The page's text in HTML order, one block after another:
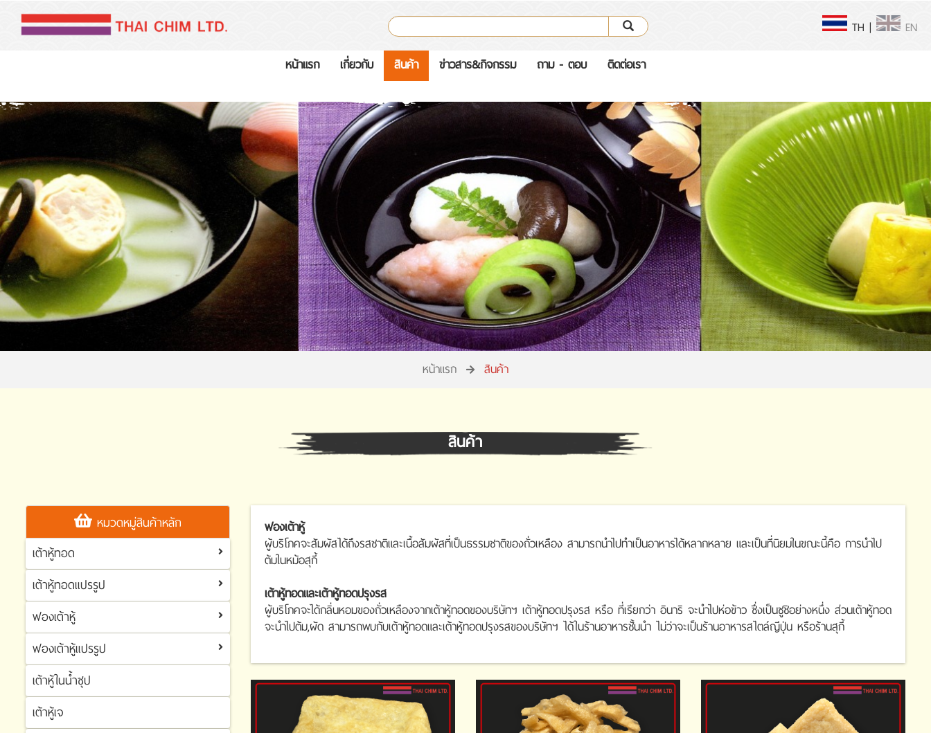
TH |
EN
หน้าแรก
เกี่ยวกับ สินค้า ข่าวสาร&กิจกรรม ถาม - ตอบ ติดต่อเรา
หน้าแรก สินค้า
สินค้า
หมวดหมู่สินค้าหลัก
เต้าหู้ทอด
เต้าหู้ทอด
เต้าหู้ทอดแปรรูป
เต้าหู้ทอดแปรรูป
ฟองเต้าหู้
ฟองเต้าหู้
ฟองเต้าหู้แปรรูป
ฟองเต้าหู้แปรรูป
เต้าหู้ในน้ำซุป
เต้าหู้เจ
ฟองเต้าหู้
ผู้บริโภคจะสัมผัสได้ถึงรสชาติและเนื้อสัมผัสที่เป็นธรรมชาติของถั่วเหลือง สามารถนำไปทำเป็นอาหารได้หลากหลาย และเป็นที่นิยมในขณะนี้คือ การนำไป
ต้มในหม้อสุกี้
เต้าหู้ทอดและเต้าหู้ทอดปรุงรส
ผู้บริโภคจะได้กลิ่นหอมของถั่วเหลืองจากเต้าหู้ทอดของบริษัทฯ เต้าหู้ทอดปรุงรส หรือ ที่เรียกว่า อินาริ จะนำไปห่อข้าว ซึ่งเป็นซูชิอย่างหนึ่ง ส่วนเต้าหู้ทอด
จะนำไปต้ม,ผัด สามารถพบกับเต้าหู้ทอดและเต้าหู้ทอดปรุงรสของบริษัทฯ ได้ในร้านอาหารชั้นนำ ไม่ว่าจะเป็นร้านอาหารสไตล์ญีปุ่น หรือร้านสุกี้